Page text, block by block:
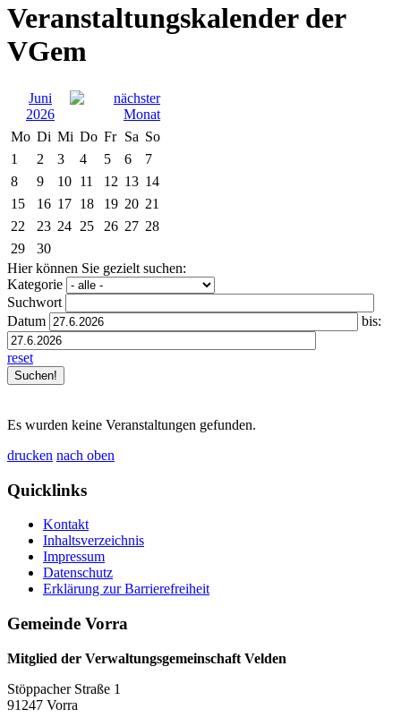
Veranstaltungskalender der
VGem
Juni
2026
Mo Di Mi Do Fr Sa So
1
2 3 4 5 6
7
8
9 10 11 12 13 14
15
16 17 18 19 20 21
22
23 24 25 26 27 28
29
30
Hier können Sie gezielt suchen:
Kategorie
Suchwort
Datum
bis:
reset
Es wurden keine Veranstaltungen gefunden.
drucken nach oben
Quicklinks
Kontakt
Inhaltsverzeichnis
Impressum
Datenschutz
Erklärung zur Barrierefreiheit
Gemeinde Vorra
Mitglied der Verwaltungsgemeinschaft Velden
Stöppacher Straße 1
91247 Vorra